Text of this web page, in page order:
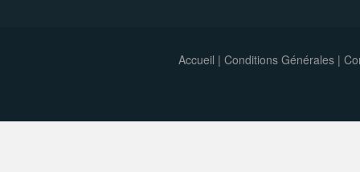
Accueil | Conditions Générales|